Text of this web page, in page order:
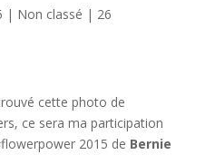
| Non classé | 26
cette photo de
ce sera ma participation
2015 de Bernie